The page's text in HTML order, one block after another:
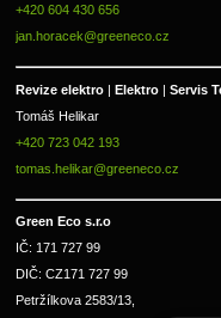
+420 604 430 656
jan.horacek@greeneco.cz
Revize elektro | Elektro | Servis
Tomáš Helikar
+420 723 042 193
tomas.helikar@greeneco.cz
Green Eco s.r.o
IČ: 171 727 99
DIČ: CZ171 727 99
Petržílkova 2583/13,